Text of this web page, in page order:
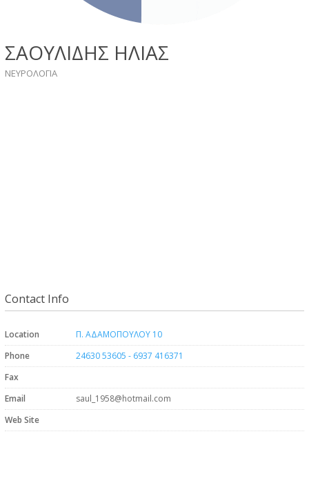
ΣΑΟΥΛΙΔΗΣ ΗΛΙΑΣ
ΝΕΥΡΟΛΟΓΙΑ
Contact Info
Location
Π. ΑΔΑΜΟΠΟΥΛΟΥ 10
Phone
24630 53605 - 6937 416371
Fax
Email
saul_1958@hotmail.com
Web Site